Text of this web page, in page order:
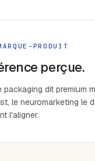
PRODUIT
perçue.
packaging dit premium
le neuromarketing le
l'aligner.